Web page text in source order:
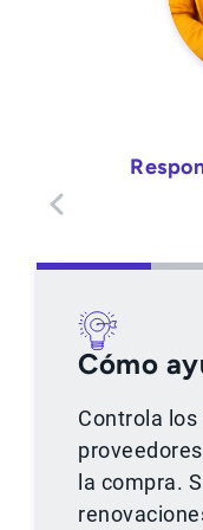
Cómo
Controla los
la compra.